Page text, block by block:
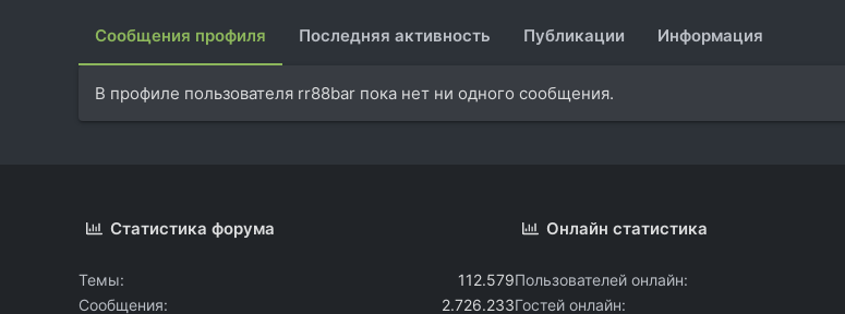
Сообщения профиля Последняя активность Публикации Информация
В профиле пользователя rr88bar пока нет ни одного сообщения.
Статистика форума
Темы
112.579
Сообщения
2.726.233
Онлайн статистика
Пользователей онлайн
Гостей онлайн